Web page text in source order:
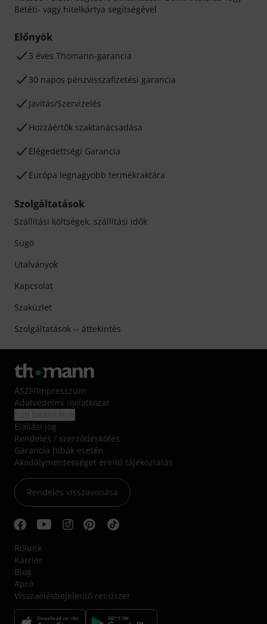
Betéti- vagy hitelkártya segítségével
Előnyök
3 éves Thomann-garancia
30 napos pénzvisszafizetési garancia
Javítás/Szervizelés
Hozzáértők szaktanácsadása
Elégedettségi Garancia
Európa legnagyobb termékraktára
Szolgáltatások
Szállítási költségek, szállítási idők
Súgó
Utalványok
Kapcsolat
Szaküzlet
Szolgáltatások -- áttekintés
ÁSZF/Impresszum
Adatvédelmi nyilatkozat
Elállási jog
Rendelés / szerződéskötés
Garancia hibák esetén
Akadálymentességet érintő tájékoztatás
Rendelés visszavonása
Rólunk
Karrier
Blog
Apró
Visszaélésbejelentő rendszer